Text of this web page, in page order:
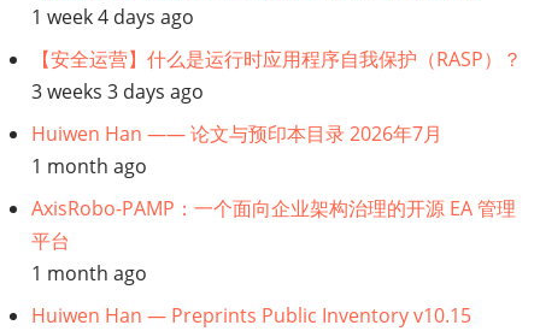
【开
源
合
规】
您
需
1 week 4 days ago
【安全运营】什么是运行时应用程序自我保护（RASP）？
3 weeks 3 days ago
Huiwen Han —— 论文与预印本目录 2026年7月
1 month ago
AxisRobo-PAMP：一个面向企业架构治理的开源 EA 管理
平台
1 month ago
Huiwen Han — Preprints Public Inventory v10.15